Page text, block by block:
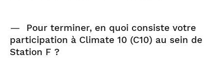
—
Pour terminer, en quoi consiste votre
participation à Climate 10 (C10) au sein de
Station F ?